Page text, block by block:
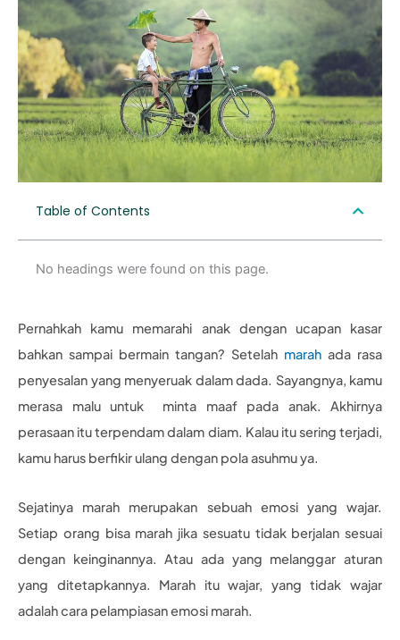
Table of Contents
No headings were found on this page.
Pernahkah kamu memarahi anak dengan ucapan kasar
bahkan sampai bermain tangan? Setelah marah ada rasa
penyesalan yang menyeruak dalam dada. Sayangnya, kamu
merasa malu untuk minta maaf pada anak. Akhirnya
perasaan itu terpendam dalam diam. Kalau itu sering terjadi,
kamu harus berfikir ulang dengan pola asuhmu ya.
Sejatinya marah merupakan sebuah emosi yang wajar.
Setiap orang bisa marah jika sesuatu tidak berjalan sesuai
dengan keinginannya. Atau ada yang melanggar aturan
yang ditetapkannya. Marah itu wajar, yang tidak wajar
adalah cara pelampiasan emosi marah.